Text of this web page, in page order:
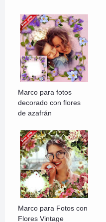
Marco para fotos
decorado con flores
de azafrán
Marco para Fotos con
Flores Vintage